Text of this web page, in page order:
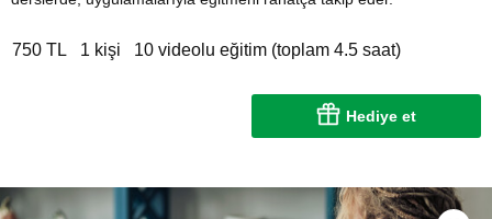
750 TL 1 kişi 10 videolu eğitim (toplam 4.5 saat)
Hediye et